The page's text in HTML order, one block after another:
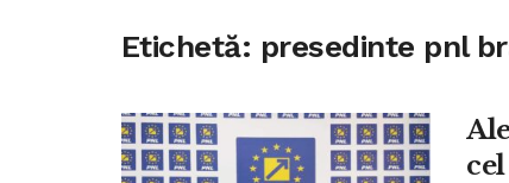
Etichetă: presedinte pnl